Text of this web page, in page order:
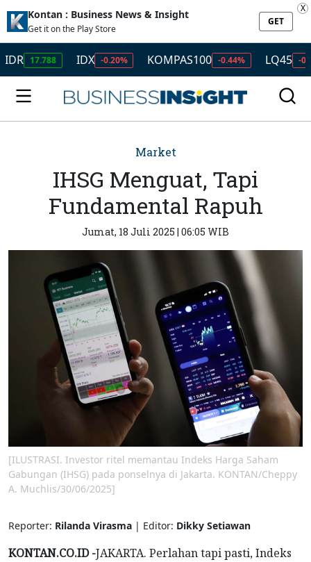
Kontan : Business News & Insight
Get it on the Play Store
GET
X
IDX -0.20% KOMPAS100 -0.44% LQ45 -0.41%
Market
IHSG Menguat, Tapi
Fundamental Rapuh
Jumat, 18 Juli 2025 | 06:05 WIB
[ILUSTRASI. Investor ritel memantau Indeks Harga Saham
Gabungan (IHSG) pada ponselnya di Jakarta. KONTAN/Cheppy
A. Muchlis/30/06/2025]
Reporter: Rilanda Virasma | Editor: Dikky Setiawan
KONTAN.CO.ID -JAKARTA. Perlahan tapi pasti, Indeks